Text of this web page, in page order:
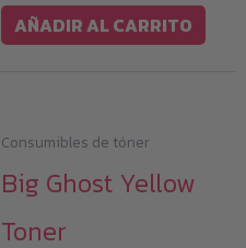
AÑADIR AL CARRITO
Consumibles de tóner
Big Ghost Yellow
Toner